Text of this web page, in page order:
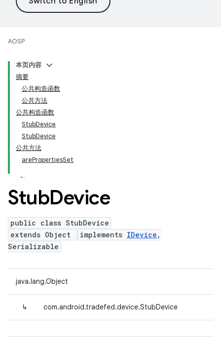
AOSP
本页内容
摘要
公共构造函数
公共方法
公共构造函数
StubDevice
StubDevice
公共方法
arePropertiesSet
StubDevice
public class StubDevice
extends Object
implements IDevice ,
Serializable
java.lang.Object
↳ com.android.tradefed.device.StubDevice